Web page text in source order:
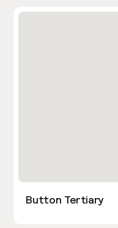
Button Tertiary